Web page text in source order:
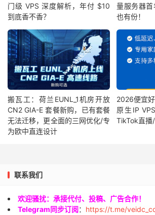
门级 VPS 深度解析，年付 $10
到底香不香？
量服务器
也有份！
搬瓦工：荷兰EUNL_1机房开放
CN2 GIA-E 套餐新购，已有套餐
无法迁移，更全面的三网优化/专
为欧中直连设计
2026便宜
原生IP
TikTok直播
联系我们
欢迎骚扰：承接代付、投稿、广告合作！
Telegram同步订阅： https://t.me/